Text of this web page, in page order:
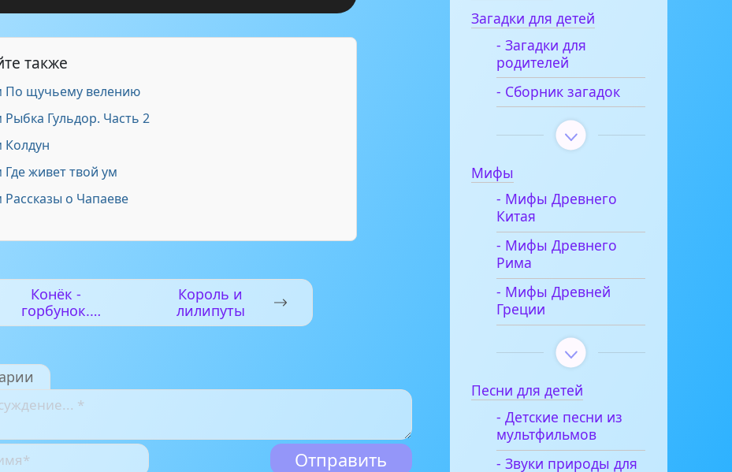
также
По щучьему велению
Гульдор. Часть 2
живет твой ум
о Чапаеве
Конёк -
горбунок.
Часть 4
Король и
лилипуты
Загадки для детей
- Загадки для
родителей
- Сборник загадок
Мифы
- Мифы Древнего
Китая
- Мифы Древнего
Рима
- Мифы Древней
Греции
Песни для детей
- Детские песни из
мультфильмов
- Звуки природы для